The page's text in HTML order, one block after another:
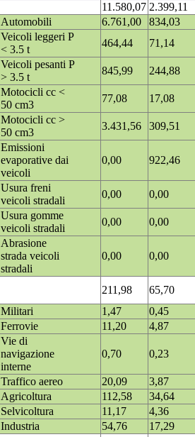
11.580,07 2.399,11
Automobili
6.761,00
834,03
Veicoli leggeri P
< 3.5 t
464,44
71,14
Veicoli pesanti P
> 3.5 t
845,99
244,88
Motocicli cc <
50 cm3
77,08
17,08
Motocicli cc >
50 cm3
3.431,56
309,51
Emissioni
evaporative dai
veicoli
0,00 922,46
Usura freni
veicoli stradali
0,00
0,00
Usura gomme
veicoli stradali
0,00
0,00
Abrasione
strada veicoli
stradali
0,00 0,00
211,98
65,70
Militari
1,47
0,45
Ferrovie
11,20
4,87
Vie di
navigazione
interne
0,70 0,23
Traffico aereo 20,09
3,87
Agricoltura
112,58
34,64
Selvicoltura
11,17
4,36
Industria
54,76
17,29